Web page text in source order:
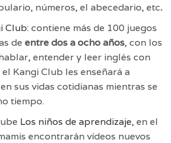
números, el abecedario, etc.
Club: contiene más de 100 juegos
de entre dos a ocho años, con los
entender y leer inglés con
Kangi Club les enseñará a
sus vidas cotidianas mientras se
tiempo.
Los niños de aprendizaje, en el
encontrarán vídeos nuevos